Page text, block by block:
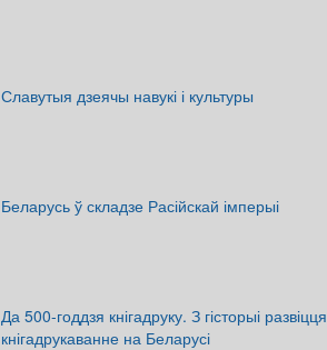
Славутыя дзеячы навукі і культуры
Беларусь ў складзе Расійскай імперыі
Да 500-годдзя кнігадруку. З гісторыі развіцця
кнігадрукаванне на Беларусі